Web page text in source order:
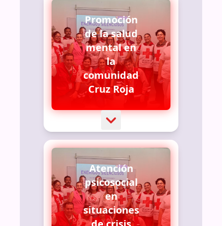
Promoción
de la salud
mental en
la
comunidad
Cruz Roja
Atención
psicosocial
en
situaciones